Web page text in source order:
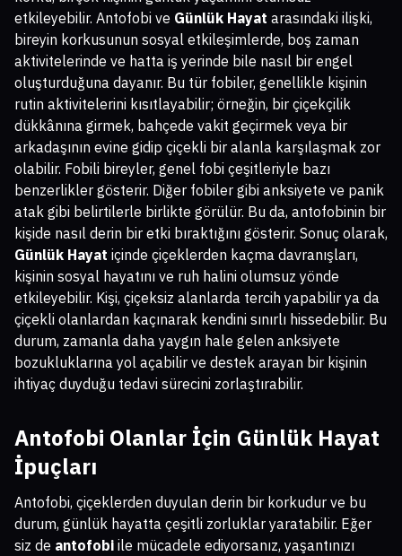
etkileyebilir. Antofobi ve Günlük Hayat arasındaki ilişki,
bireyin korkusunun sosyal etkileşimlerde, boş zaman
aktivitelerinde ve hatta iş yerinde bile nasıl bir engel
oluşturduğuna dayanır. Bu tür fobiler, genellikle kişinin
rutin aktivitelerini kısıtlayabilir; örneğin, bir çiçekçilik
dükkânına girmek, bahçede vakit geçirmek veya bir
arkadaşının evine gidip çiçekli bir alanla karşılaşmak zor
olabilir. Fobili bireyler, genel fobi çeşitleriyle bazı
benzerlikler gösterir. Diğer fobiler gibi anksiyete ve panik
atak gibi belirtilerle birlikte görülür. Bu da, antofobinin bir
kişide nasıl derin bir etki bıraktığını gösterir. Sonuç olarak,
Günlük Hayat içinde çiçeklerden kaçma davranışları,
kişinin sosyal hayatını ve ruh halini olumsuz yönde
etkileyebilir. Kişi, çiçeksiz alanlarda tercih yapabilir ya da
çiçekli olanlardan kaçınarak kendini sınırlı hissedebilir. Bu
durum, zamanla daha yaygın hale gelen anksiyete
bozukluklarına yol açabilir ve destek arayan bir kişinin
ihtiyaç duyduğu tedavi sürecini zorlaştırabilir.
Antofobi Olanlar İçin Günlük Hayat
İpuçları
Antofobi, çiçeklerden duyulan derin bir korkudur ve bu
durum, günlük hayatta çeşitli zorluklar yaratabilir. Eğer
siz de antofobi ile mücadele ediyorsanız, yaşantınızı